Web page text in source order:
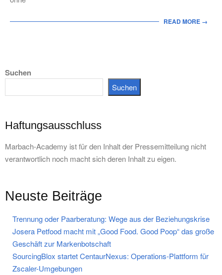
READ MORE →
Suchen
Suchen
Haftungsausschluss
Marbach-Academy ist für den Inhalt der Pressemitteilung nicht
verantwortlich noch macht sich deren Inhalt zu eigen.
Neuste Beiträge
Trennung oder Paarberatung: Wege aus der Beziehungskrise
Josera Petfood macht mit „Good Food. Good Poop“ das große
Geschäft zur Markenbotschaft
SourcingBlox startet CentaurNexus: Operations-Plattform für
Zscaler-Umgebungen